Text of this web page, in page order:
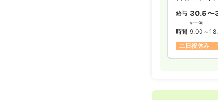
給与 30.5〜
※一例
時間 9:00～
土日祝休み